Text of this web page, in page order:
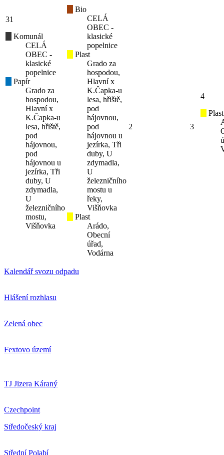
31
Komunál
CELÁ
OBEC -
klasické
popelnice
Papír
Grado za
hospodou,
Hlavní x
K.Čapka-u
lesa, hřiště,
pod
hájovnou,
pod
hájovnou u
jezírka, Tři
duby, U
zdymadla,
U
železničního
mostu,
Višňovka
Bio
CELÁ
OBEC -
klasické
popelnice
Plast
Grado za
hospodou,
Hlavní x
K.Čapka-u
lesa, hřiště,
pod
hájovnou,
pod
hájovnou u
jezírka, Tři
duby, U
zdymadla,
U
železničního
mostu u
řeky,
Višňovka
Plast
Arádo,
Obecní
úřad,
Vodárna
2 3
4
Plast
Kalendář svozu odpadu
Hlášení rozhlasu
Zelená obec
Fextovo území
TJ Jizera Káraný
Czechpoint
Středočeský kraj
Střední Polabí